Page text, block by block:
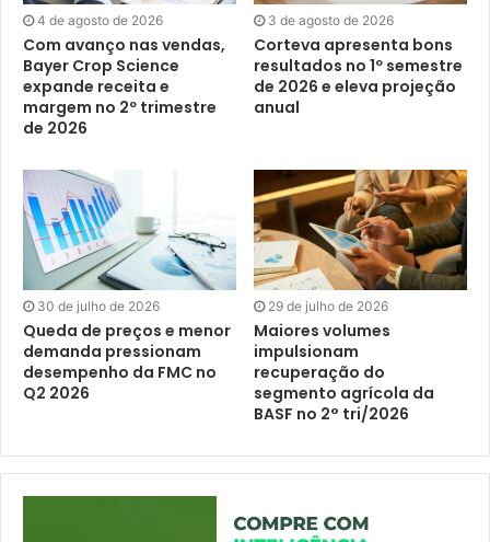
4 de agosto de 2026
Com avanço nas vendas,
Bayer Crop Science
expande receita e
margem no 2º trimestre
de 2026
3 de agosto de 2026
Corteva apresenta bons
resultados no 1º semestre
de 2026 e eleva projeção
anual
30 de julho de 2026
Queda de preços e menor
demanda pressionam
desempenho da FMC no
Q2 2026
29 de julho de 2026
Maiores volumes
impulsionam
recuperação do
segmento agrícola da
BASF no 2° tri/2026